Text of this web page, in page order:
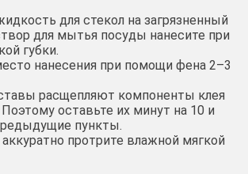
для стекол на загрязненный
для мытья посуды нанесите при
губки.
нанесения при помощи фена 2–3
расщепляют компоненты клея
оставьте их минут на 10 и
пункты.
аккуратно протрите влажной мягкой